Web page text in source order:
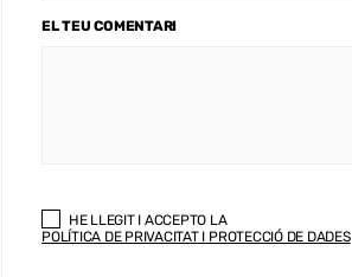
EL TEU COMENTARI
HE LLEGIT I ACCEPTO LA
POLÍTICA DE PRIVACITAT I PROTECCIÓ DE DADES